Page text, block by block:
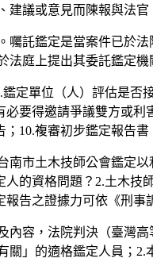
建議或意見而陳報與法
囑託鑑定是當案件已於
法庭上提出其委託鑑定
定單位（人）評估是否
必要得邀請爭議雙方或
10.複審初步鑑定報告
南市土木技師公會鑑定
人的資格問題？2.土木技
告之證據力可依《刑
內容，法院判決（臺灣
關」的適格鑑定人員；